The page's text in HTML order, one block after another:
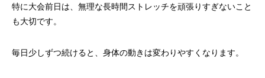
特に大会前日は、無理な長時間ストレッチを頑張りすぎないこと
も大切です。
毎日少しずつ続けると、身体の動きは変わりやすくなります。